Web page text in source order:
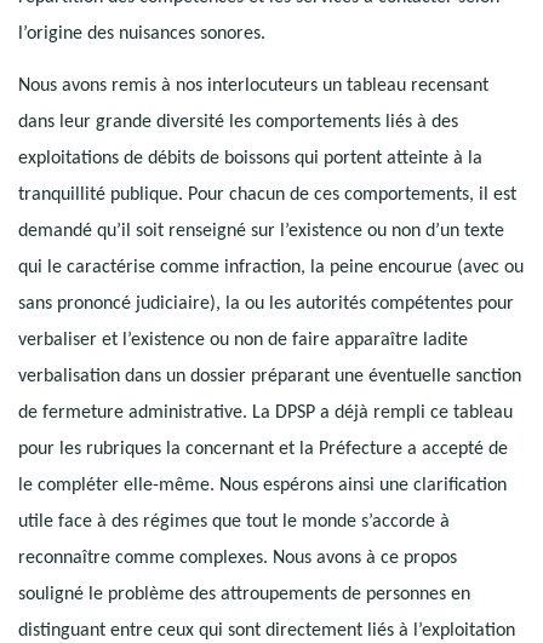
l’origine des nuisances sonores.
Nous avons remis à nos interlocuteurs un tableau recensant
dans leur grande diversité les comportements liés à des
exploitations de débits de boissons qui portent atteinte à la
tranquillité publique. Pour chacun de ces comportements, il est
demandé qu’il soit renseigné sur l’existence ou non d’un texte
qui le caractérise comme infraction, la peine encourue (avec ou
sans prononcé judiciaire), la ou les autorités compétentes pour
verbaliser et l’existence ou non de faire apparaître ladite
verbalisation dans un dossier préparant une éventuelle sanction
de fermeture administrative. La DPSP a déjà rempli ce tableau
pour les rubriques la concernant et la Préfecture a accepté de
le compléter elle-même. Nous espérons ainsi une clarification
utile face à des régimes que tout le monde s’accorde à
reconnaître comme complexes. Nous avons à ce propos
souligné le problème des attroupements de personnes en
distinguant entre ceux qui sont directement liés à l’exploitation